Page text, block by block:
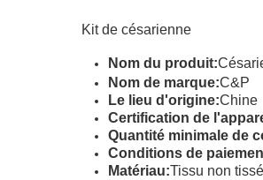
Kit de césarienne
Nom du produit:
Nom de marque:C&P
Le lieu d'origine:Chine
Certification de
Quantité minimale de
Conditions de
Matériau:Tissu non tissé